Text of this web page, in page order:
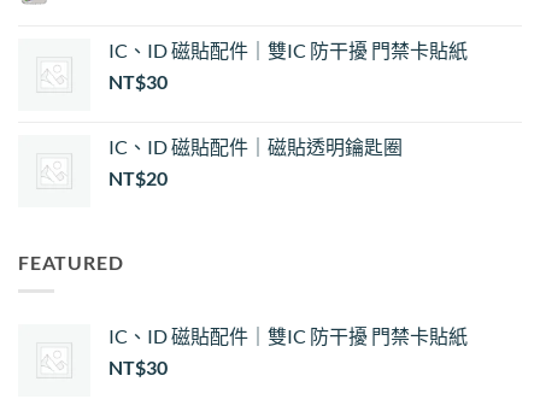
NT$35
IC、ID 磁貼配件｜雙IC 防干擾 門禁卡貼紙
NT$30
IC、ID 磁貼配件｜磁貼透明鑰匙圈
NT$20
FEATURED
IC、ID 磁貼配件｜雙IC 防干擾 門禁卡貼紙
NT$30